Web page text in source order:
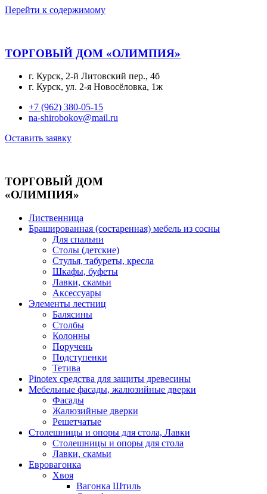
Перейти к содержимому
ТОРГОВЫЙ ДОМ «ОЛИМПИЯ»
г. Курск, 2-й Литовский пер., 4б
г. Курск, ул. 2-я Новосёловка, 1ж
+7 (962) 380-05-15
na-shirobokov@mail.ru
Оставить заявку
ТОРГОВЫЙ ДОМ
«ОЛИМПИЯ»
Лиственница
Брашированная (состаренная) мебель из сосны
Для спальни
Столы (детские)
Стулья, табуреты, кресла
Шкафы, буфеты
Лавки, скамьи
Аксессуары
Элементы лестниц
Балясины
Столбы
Колонны
Поручень
Подступенки
Тетива
Pinotex средства для защиты древесины
Мебельные фасады, жалюзийные дверки
Фасады
Жалюзийные дверки
Решетчатые
Столешницы и опоры для стола, Лавки
Столешницы и опоры для стола
Лавки, скамьи
Евровагонка
Хвоя
Вагонка Штиль